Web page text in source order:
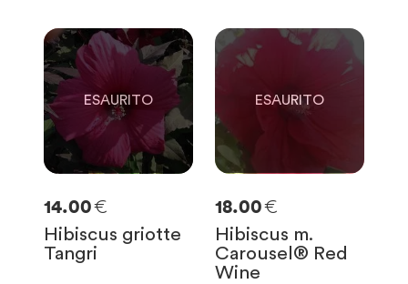
0
SOLO
0RIMASTE
14.00€
Hibiscus griotte
Tangri
0
SOLO
RIMASTE
18.00€
Hibiscus m.
Carousel® Red
Wine